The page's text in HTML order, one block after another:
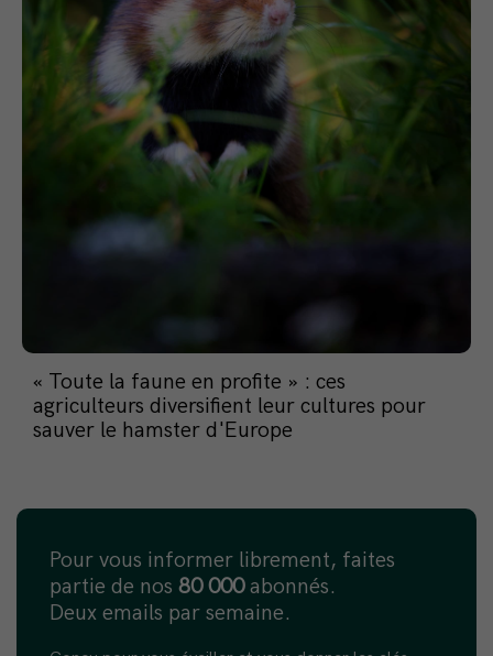
« Toute la faune en profite » : ces
agriculteurs diversifient leur cultures pour
sauver le hamster d'Europe
Pour vous informer librement, faites
partie de nos 80 000abonnés.
Deux emails par semaine.